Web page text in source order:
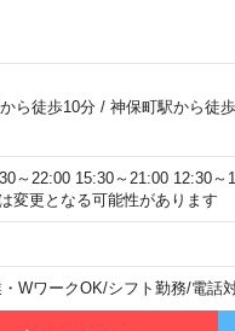
ら徒歩10分/ 神保町駅から徒
～22:00 15:30～21:00 12:30
変更となる可能性があります
WワークOK/シフト勤務/電話